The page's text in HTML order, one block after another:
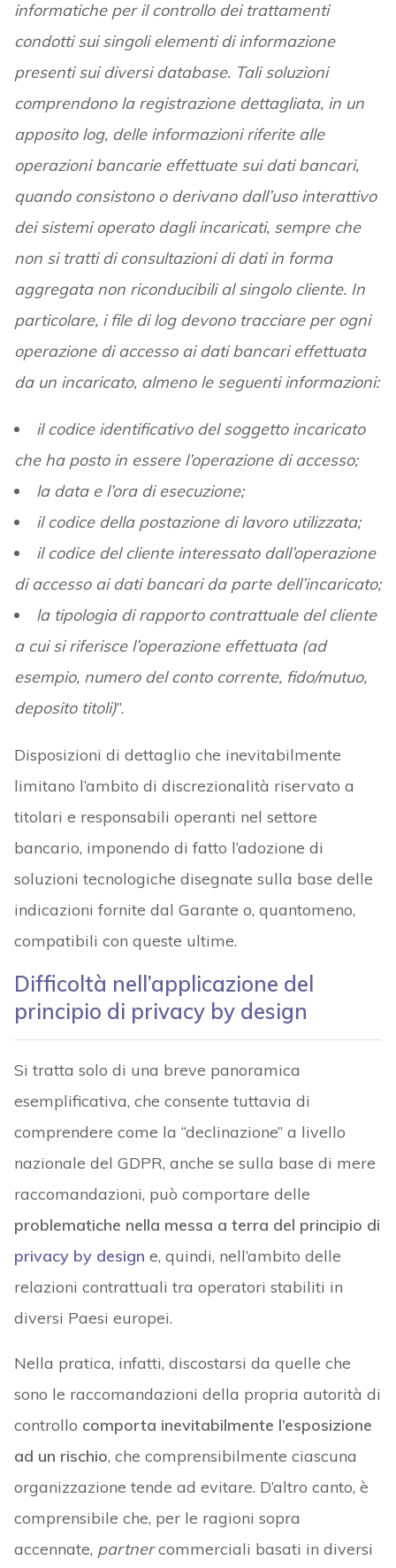
informatiche per il controllo dei trattamenti
condotti sui singoli elementi di informazione
presenti sui diversi database. Tali soluzioni
comprendono la registrazione dettagliata, in un
apposito log, delle informazioni riferite alle
operazioni bancarie effettuate sui dati bancari,
quando consistono o derivano dall’uso interattivo
dei sistemi operato dagli incaricati, sempre che
non si tratti di consultazioni di dati in forma
aggregata non riconducibili al singolo cliente. In
particolare, i file di log devono tracciare per ogni
operazione di accesso ai dati bancari effettuata
da un incaricato, almeno le seguenti informazioni:
il codice identificativo del soggetto incaricato
che ha posto in essere l’operazione di accesso;
la data e l’ora di esecuzione;
il codice della postazione di lavoro utilizzata;
il codice del cliente interessato dall’operazione
di accesso ai dati bancari da parte dell’incaricato;
la tipologia di rapporto contrattuale del cliente
a cui si riferisce l’operazione effettuata (ad
esempio, numero del conto corrente, fido/mutuo,
deposito titoli)”.
Disposizioni di dettaglio che inevitabilmente
limitano l’ambito di discrezionalità riservato a
titolari e responsabili operanti nel settore
bancario, imponendo di fatto l’adozione di
soluzioni tecnologiche disegnate sulla base delle
indicazioni fornite dal Garante o, quantomeno,
compatibili con queste ultime.
Difficoltà nell’applicazione del
principio di privacy by design
Si tratta solo di una breve panoramica
esemplificativa, che consente tuttavia di
comprendere come la “declinazione” a livello
nazionale del GDPR, anche se sulla base di mere
raccomandazioni, può comportare delle
problematiche nella messa a terra del principio di
privacy by design e, quindi, nell’ambito delle
relazioni contrattuali tra operatori stabiliti in
diversi Paesi europei.
Nella pratica, infatti, discostarsi da quelle che
sono le raccomandazioni della propria autorità di
controllo comporta inevitabilmente l’esposizione
ad un rischio, che comprensibilmente ciascuna
organizzazione tende ad evitare. D’altro canto, è
comprensibile che, per le ragioni sopra
accennate, partnercommerciali basati in diversi